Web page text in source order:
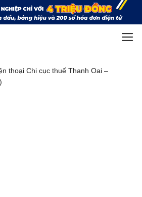
thoại Chi cục thuế Thanh Oai –